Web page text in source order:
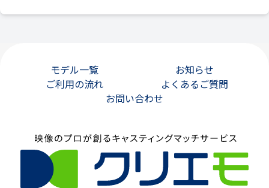
モデル一覧
お知らせ
ご利用の流れ
よくあるご質問
お問い合わせ